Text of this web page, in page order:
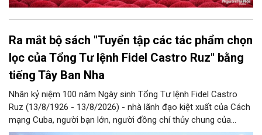
Ra mắt bộ sách "Tuyển tập các tác phẩm chọn
lọc của Tổng Tư lệnh Fidel Castro Ruz" bằng
tiếng Tây Ban Nha
Nhân kỷ niệm 100 năm Ngày sinh Tổng Tư lệnh Fidel Castro
Ruz (13/8/1926 - 13/8/2026) - nhà lãnh đạo kiệt xuất của Cách
mạng Cuba, người bạn lớn, người đồng chí thủy chung của
Đảng, Nhà nước và nhân dân Việt Nam, chiều 5/8, tại Hà Nội,